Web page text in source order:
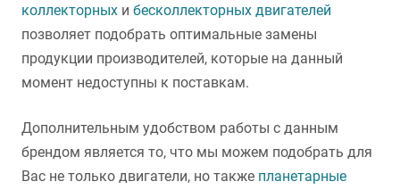
коллекторных и бесколлекторных двигателей
позволяет подобрать оптимальные замены
продукции производителей, которые на данный
момент недоступны к поставкам.
Дополнительным удобством работы с данным
брендом является то, что мы можем подобрать для
Вас не только двигатели, но также планетарные